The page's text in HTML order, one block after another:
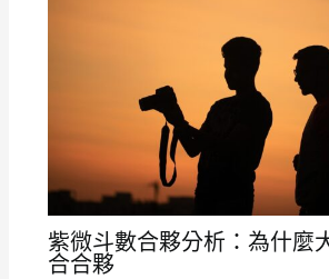
紫微斗數合夥分析：為什麼
合合夥